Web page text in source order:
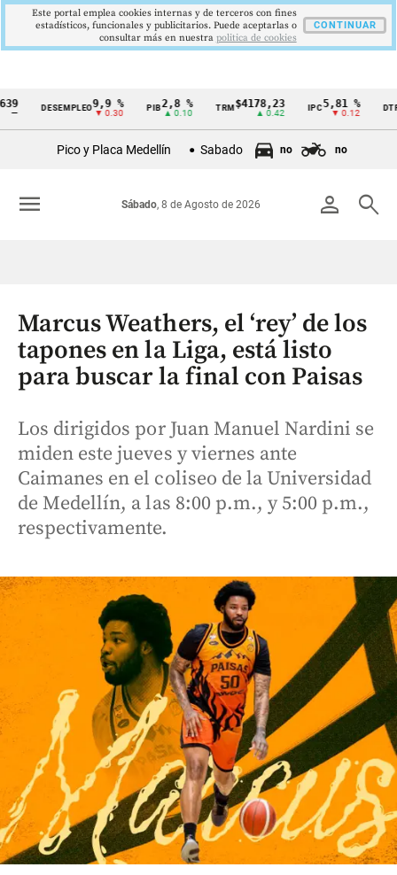
Cintillo
Colombia
DESEMPLEO9,9 %
▼ 0.30
PIB 2,8 %
▲ 0.10
TRM $4178,23
▲ 0.42
IPC 5,81 %
▼ 0.12
DTF
▲
Pico y Placa Medellín Sabado no no
person search
Sábado, 8 de Agosto de 2026
menu
Marcus Weathers, el ‘rey’ de los
tapones en la Liga, está listo
para buscar la final con Paisas
Los dirigidos por Juan Manuel Nardini se
miden este jueves y viernes ante
Caimanes en el coliseo de la Universidad
de Medellín, a las 8:00 p.m., y 5:00 p.m.,
respectivamente.
Este portal emplea cookies internas y de terceros con fines
estadísticos, funcionales y publicitarios. Puede aceptarlas o
consultar más en nuestra politica de cookies
CONTINUAR